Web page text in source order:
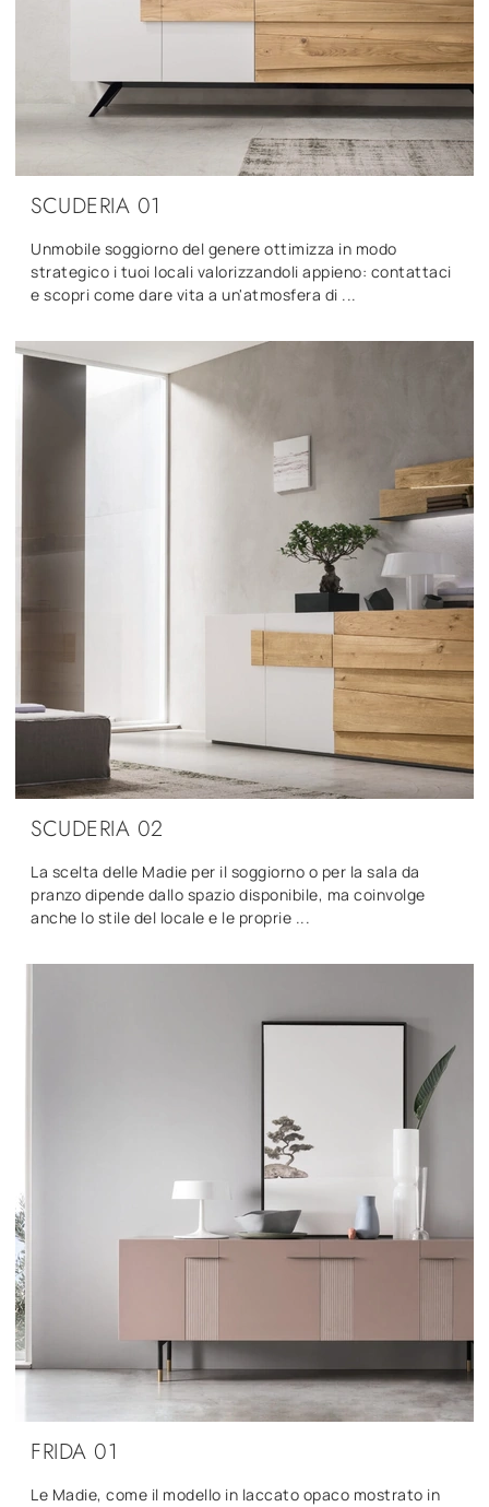
SCUDERIA 01
Unmobile soggiorno del genere ottimizza in modo
strategico i tuoi locali valorizzandoli appieno: contattaci
e scopri come dare vita a un'atmosfera di ...
SCUDERIA 02
La scelta delle Madie per il soggiorno o per la sala da
pranzo dipende dallo spazio disponibile, ma coinvolge
anche lo stile del locale e le proprie ...
FRIDA 01
Le Madie, come il modello in laccato opaco mostrato in